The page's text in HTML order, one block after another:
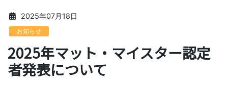
2025年07月18日
お知らせ
2025年マット・マイスター認定
者発表について